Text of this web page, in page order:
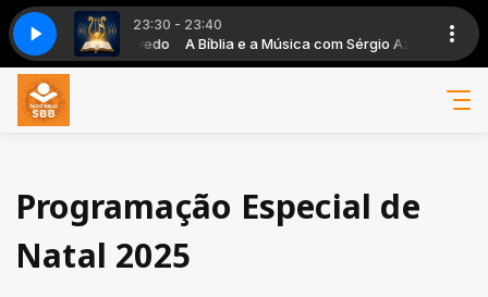
23:30 - 23:40
Sérgio Azevedo A Bíblia e a Música com Sérgio Azevedo
Alcantara - Vou AlémIsaias Saad ft Priscilla Alcantara - Vou Além
Programação Especial de
Natal 2025